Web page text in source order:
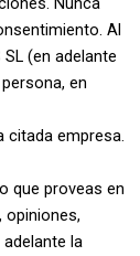
Al
SL (en adelante
en
empresa.
que proveas en
opiniones,
la